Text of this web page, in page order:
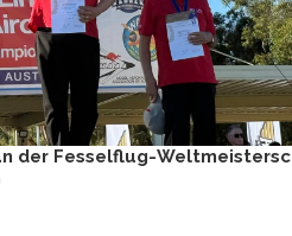
der Fesselflug-